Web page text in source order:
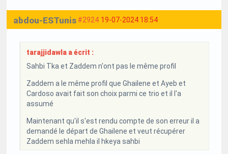
#2924 19-07-2024 18:54
abdou-ESTunis
tarajjidawla a écrit :
Sahbi Tka et Zaddem n'ont pas le même profil
Zaddem a le même profil que Ghailene et Ayeb et
Cardoso avait fait son choix parmi ce trio et il l'a
assumé
Maintenant qu'il s'est rendu compte de son erreur il a
demandé le départ de Ghailene et veut récupérer
Zaddem sehla mehla il hkeya sahbi